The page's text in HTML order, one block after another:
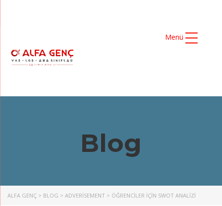
Menü
Blog
ALFA GENÇ > BLOG > ADVERISEMENT > ÖĞRENCİLER İÇİN SWOT ANALİZİ